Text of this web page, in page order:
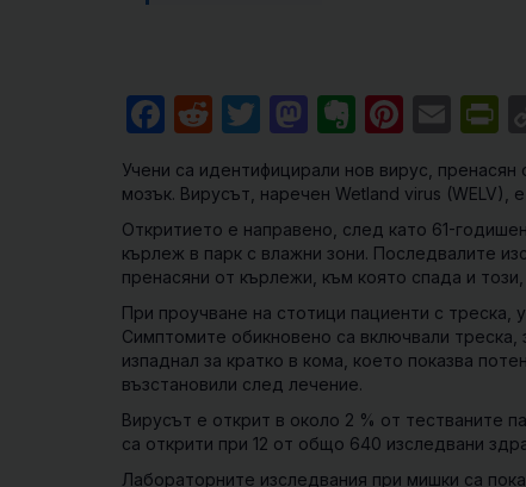
Facebook
RedditTwitter
Mastodon
Evernote
Учени са идентифицирали нов вирус,
мозък. Вирусът, наречен Wetland virus (WELV)
,
Откритието е направено, след като 61-
кърлеж в парк с влажни зони. Последвалите
пренасяни от кърлежи, към която спада и
При проучване на стотици пациенти с треска,
Симптомите обикновено са включвали
изпаднал за кратко в кома, което показва
възстановили след лечение.
Вирусът е открит в около 2 % от тестваните
са открити при 12 от общо 640 изследвани
Лабораторните изследвания при мишки са